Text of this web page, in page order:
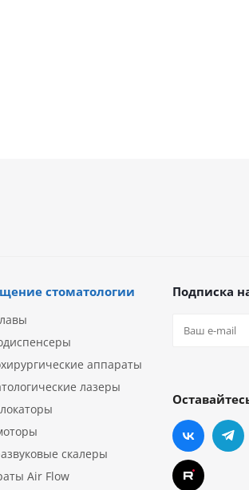
стоматологии
аппараты
лазеры
скалеры
Air Flow
Подписка